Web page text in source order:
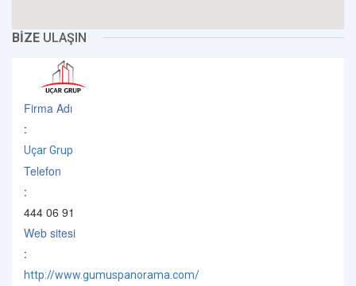
BİZE ULAŞIN
Firma Adı
:
Uçar Grup
Telefon
:
444 06 91
Web sitesi
:
http://www.gumuspanorama.com/